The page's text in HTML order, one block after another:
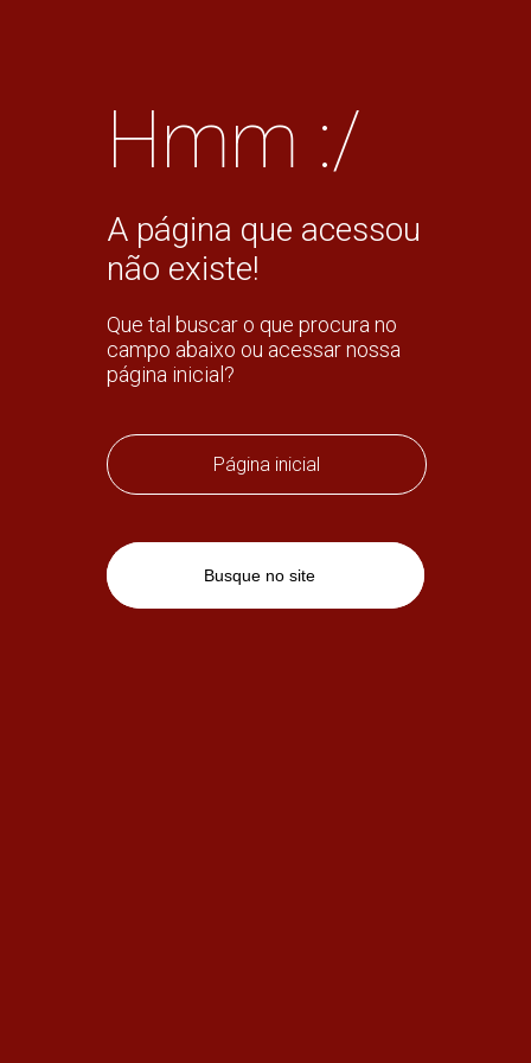
Hmm :/
A página que acessou
não existe!
Que tal buscar o que procura no
campo abaixo ou acessar nossa
página inicial?
Página inicial